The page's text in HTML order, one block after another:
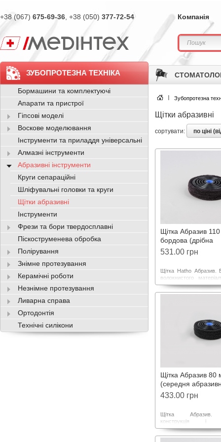
Компанія
+38 (067) 675-69-36 , +38 (050) 377-72-54
Зубопротезна
Щітки абразивні
сортувати: по ціні
Щітка Абразив
бордова (дрібна
абразивність)
531.00 грн
Щітка Hatho Абразив.
волокнистого
Brite™, забезпечує
служби та
Щітка Абразив 80
(середня
80 VL/4
433.00 грн
Щітка Абразив.
конструкція і
волокнистого
Brite™ забезпечує
ЗУБОПРОТЕЗНА ТЕХНІКА
Бормашини та комплектуючі
Апарати та пристрої
Гіпсові моделі
Воскове моделювання
Інструменти та приладдя універсальні
Алмазні інструменти
Абразивні інструменти
Круги сепараційні
Шліфувальні головки та круги
Щітки абразивні
Інструменти
Фрези та бори твердосплавні
Піскоструменева обробка
Полірування
Знімне протезування
Керамічні роботи
Незнімне протезування
Ливарна справа
Ортодонтія
Технічні силікони